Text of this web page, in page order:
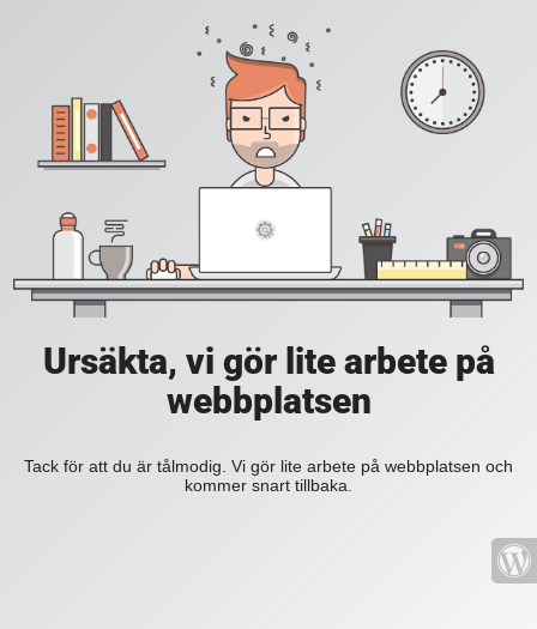
Ursäkta, vi gör lite arbete på
webbplatsen
Tack för att du är tålmodig. Vi gör lite arbete på webbplatsen och
kommer snart tillbaka.